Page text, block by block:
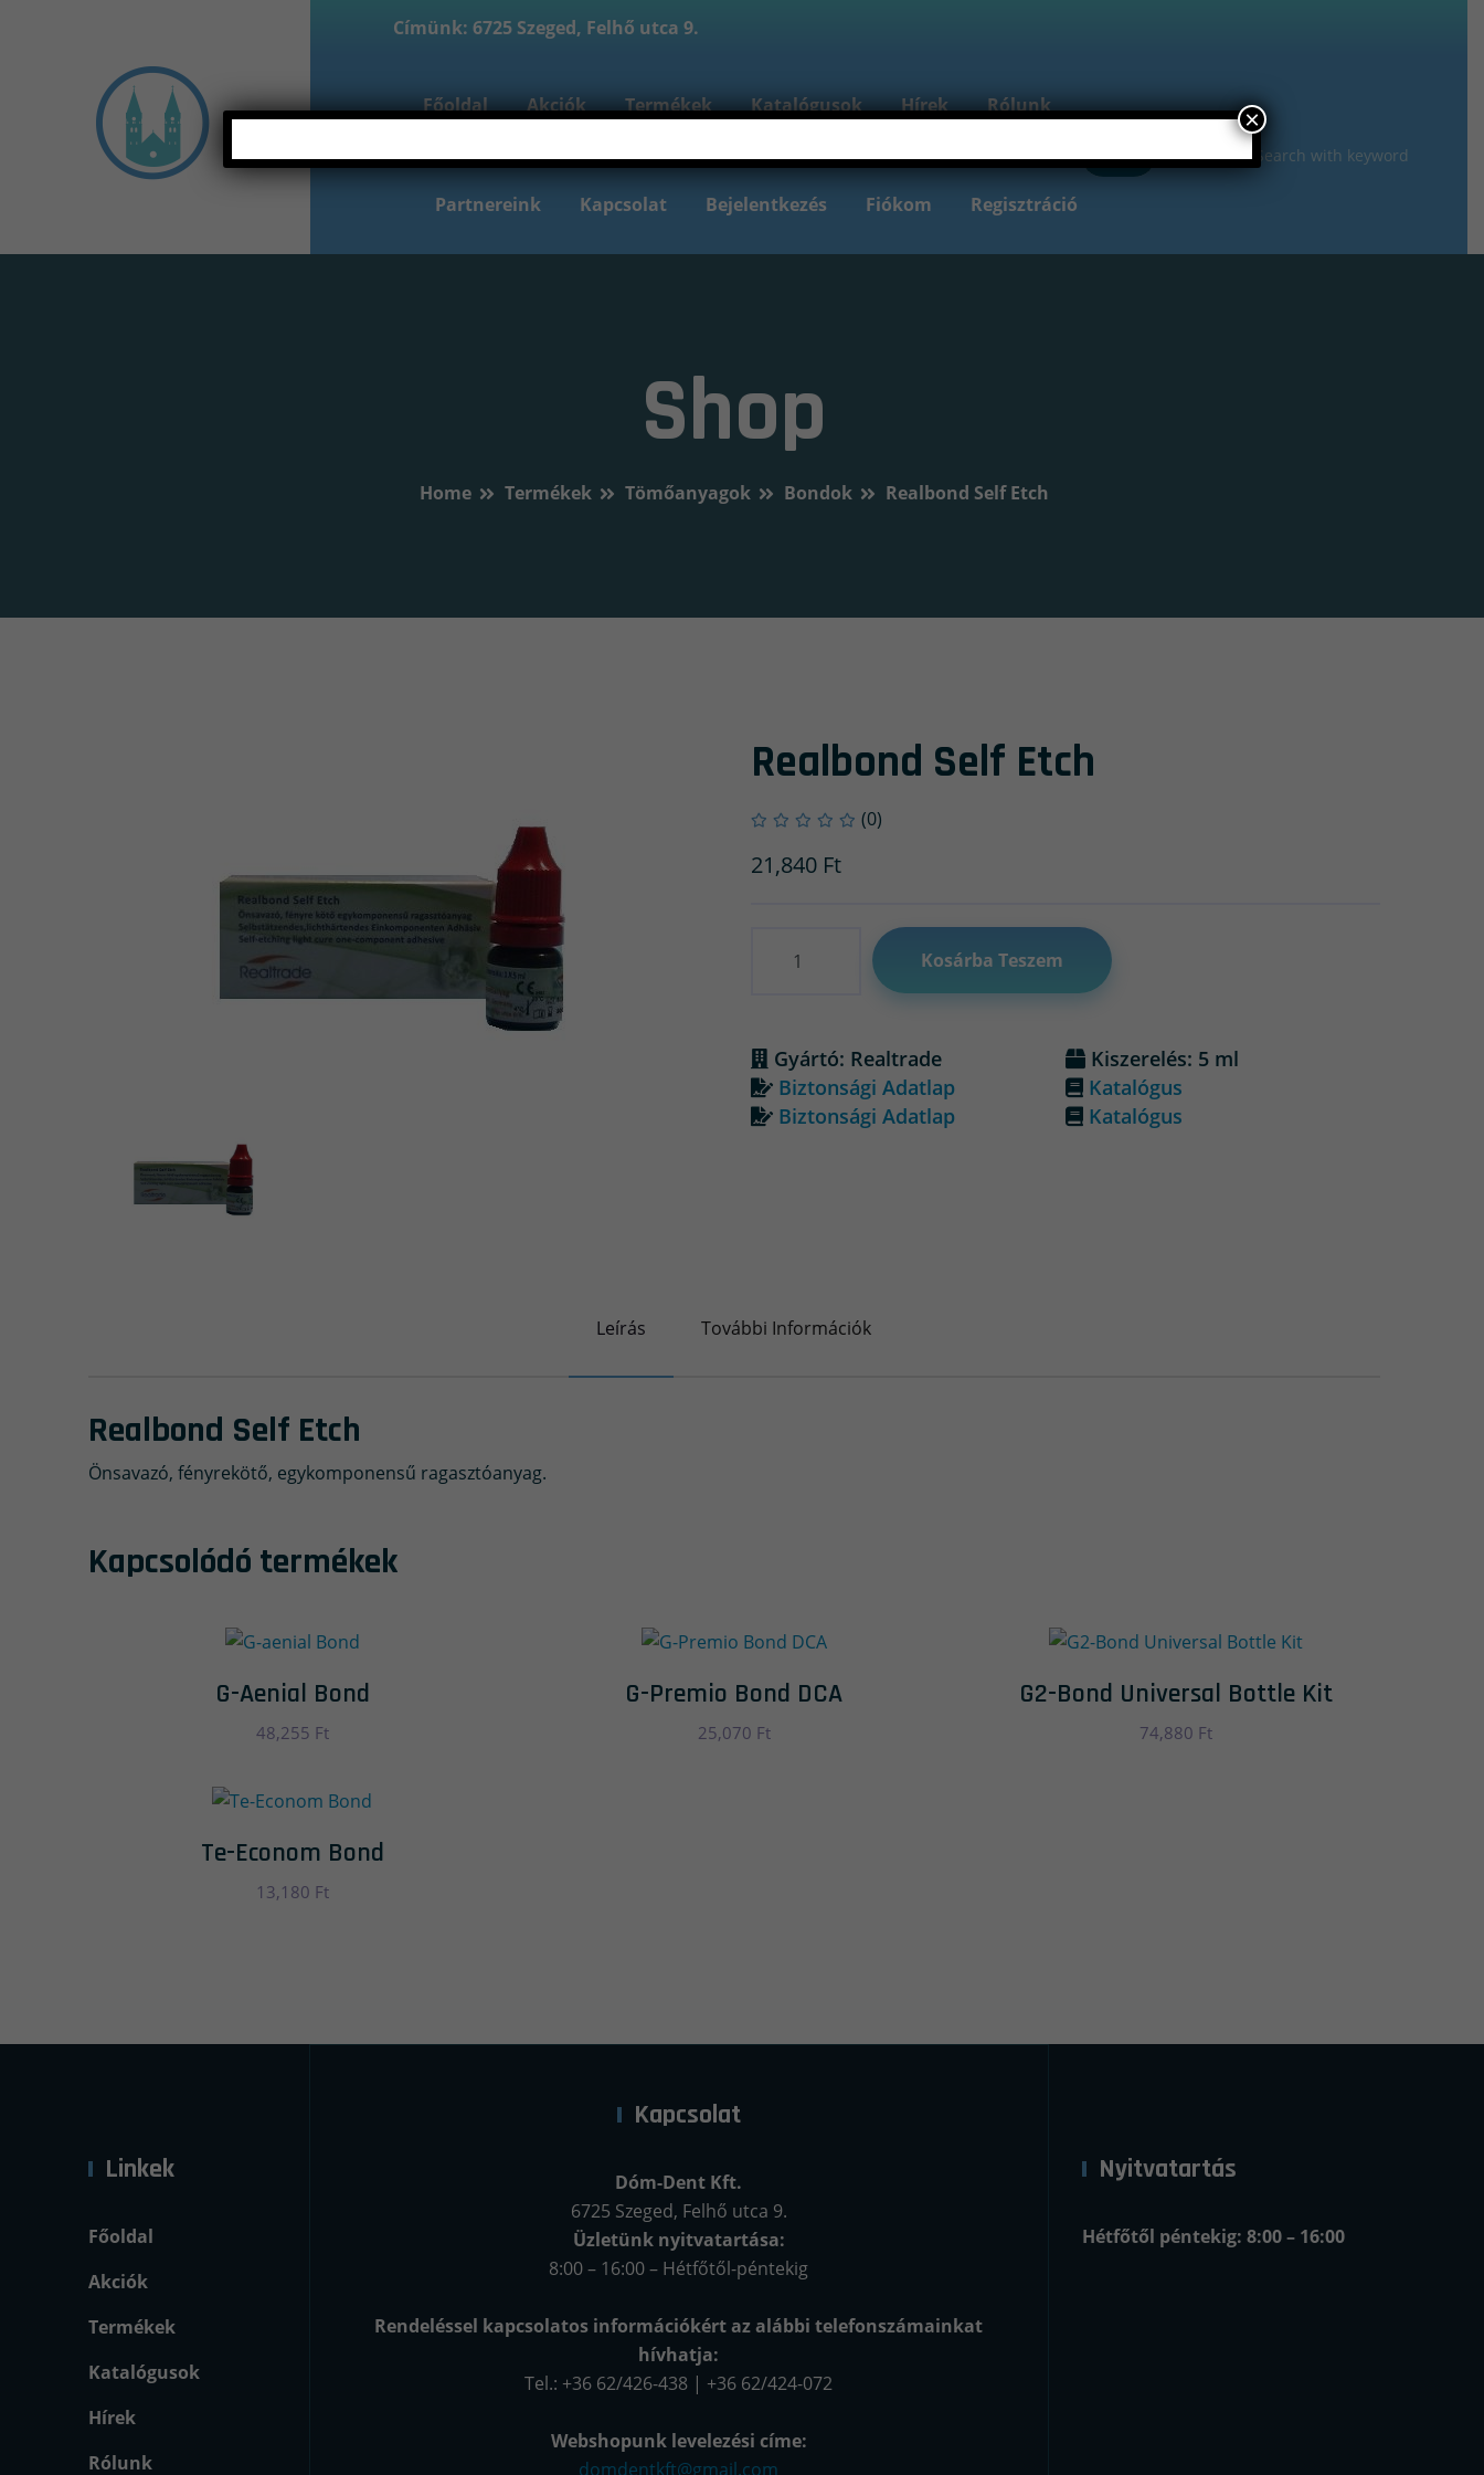
Címünk: 6725 Szeged, Felhő utca 9.
Főoldal Akciók Termékek Katalógusok Hírek Rólunk
Partnereink Kapcsolat Bejelentkezés Fiókom Regisztráció
Shop
Home Termékek Tömőanyagok Bondok Realbond Self Etch
Realbond Self Etch
(0)
21,840 Ft
Kosárba Teszem
Gyártó: Realtrade
Kiszerelés: 5 ml
Biztonsági Adatlap
Katalógus
Biztonsági Adatlap
Katalógus
Leírás További Információk
Realbond Self Etch
Önsavazó, fényrekötő, egykomponensű ragasztóanyag.
Kapcsolódó termékek
G-Aenial Bond
48,255 Ft
G-Premio Bond DCA
25,070 Ft
G2-Bond Universal Bottle Kit
74,880 Ft
Te-Econom Bond
13,180 Ft
Linkek
Főoldal
Akciók
Termékek
Katalógusok
Hírek
Rólunk
Kapcsolat
Dóm-Dent Kft.
6725 Szeged, Felhő utca 9.
Üzletünk nyitvatartása:
8:00 – 16:00 – Hétfőtől-péntekig
Rendeléssel kapcsolatos információkért az alábbi telefonszámainkat
hívhatja:
Tel.: +36 62/426-438 | +36 62/424-072
Webshopunk levelezési címe:
domdentkft@gmail.com
Nyitvatartás
Hétfőtől péntekig: 8:00 – 16:00
×